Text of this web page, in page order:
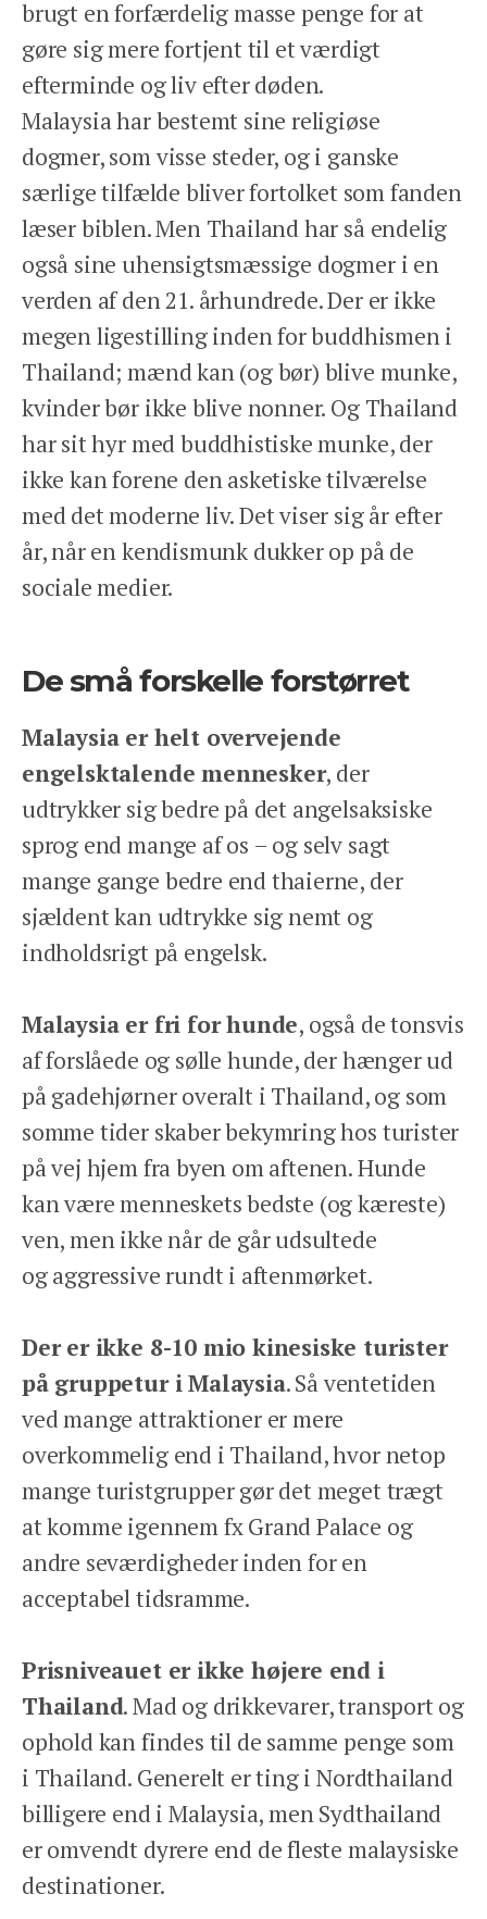
brugt en forfærdelig masse penge for at
gøre sig mere fortjent til et værdigt
efterminde og liv efter døden.
Malaysia har bestemt sine religiøse
dogmer, som visse steder, og i ganske
særlige tilfælde bliver fortolket som fanden
læser biblen. Men Thailand har så endelig
også sine uhensigtsmæssige dogmer i en
verden af den 21. århundrede. Der er ikke
megen ligestilling inden for buddhismen i
Thailand; mænd kan (og bør) blive munke,
kvinder bør ikke blive nonner. Og Thailand
har sit hyr med buddhistiske munke, der
ikke kan forene den asketiske tilværelse
med det moderne liv. Det viser sig år efter
år, når en kendismunk dukker op på de
sociale medier.
De små forskelle forstørret
Malaysia er helt overvejende
engelsktalende mennesker, der
udtrykker sig bedre på det angelsaksiske
sprog end mange af os – og selv sagt
mange gange bedre end thaierne, der
sjældent kan udtrykke sig nemt og
indholdsrigt på engelsk.
Malaysia er fri for hunde, også de tonsvis
af forslåede og sølle hunde, der hænger ud
på gadehjørner overalt i Thailand, og som
somme tider skaber bekymring hos turister
på vej hjem fra byen om aftenen. Hunde
kan være menneskets bedste (og kæreste)
ven, men ikke når de går udsultede
og aggressive rundt i aftenmørket.
Der er ikke 8-10 mio kinesiske turister
på gruppetur i Malaysia. Så ventetiden
ved mange attraktioner er mere
overkommelig end i Thailand, hvor netop
mange turistgrupper gør det meget trægt
at komme igennem fx Grand Palace og
andre seværdigheder inden for en
acceptabel tidsramme.
Prisniveauet er ikke højere end i
Thailand. Mad og drikkevarer, transport og
ophold kan findes til de samme penge som
i Thailand. Generelt er ting i Nordthailand
billigere end i Malaysia, men Sydthailand
er omvendt dyrere end de fleste malaysiske
destinationer.